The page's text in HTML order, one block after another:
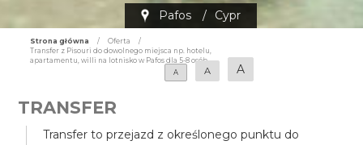
Pafos / Cypr
Strona główna / Oferta
/
Transfer z Pisouri do dowolnego miejsca np. hotelu,
apartamentu, willi na lotnisko w Pafos dla 5-8 osób
A
A A
TRANSFER
Transfer to przejazd z określonego punktu do